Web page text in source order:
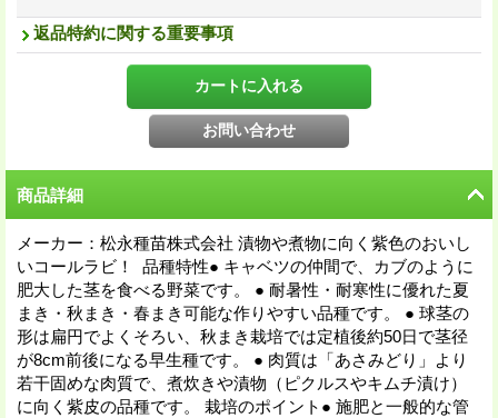
返品特約に関する重要事項
商品詳細
メーカー：松永種苗株式会社 漬物や煮物に向く紫色のおいし
いコールラビ！ 品種特性● キャベツの仲間で、カブのように
肥大した茎を食べる野菜です。 ● 耐暑性・耐寒性に優れた夏
まき・秋まき・春まき可能な作りやすい品種です。 ● 球茎の
形は扁円でよくそろい、秋まき栽培では定植後約50日で茎径
が8cm前後になる早生種です。 ● 肉質は「あさみどり」より
若干固めな肉質で、煮炊きや漬物（ピクルスやキムチ漬け）
に向く紫皮の品種です。 栽培のポイント● 施肥と一般的な管